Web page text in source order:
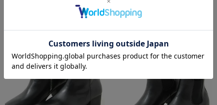
LOVE HUNTER(ラブハンター)タビブーツ/全1色
10,890